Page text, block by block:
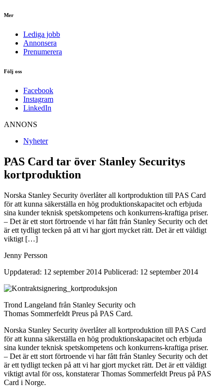
Mer
Lediga jobb
Annonsera
Prenumerera
Följ oss
Facebook
Instagram
LinkedIn
ANNONS
Nyheter
PAS Card tar över Stanley Securitys
kortproduktion
Norska Stanley Security överlåter all kortproduktion till PAS Card
för att kunna säkerställa en hög produktionskapacitet och erbjuda
sina kunder teknisk spetskompetens och konkurrens-kraftiga priser.
– Det är ett stort förtroende vi har fått från Stanley Security och det
är ett tydligt tecken på att vi har gjort mycket rätt. Det är ett väldigt
viktigt […]
Jenny Persson
Uppdaterad: 12 september 2014 Publicerad: 12 september 2014
Trond Langeland från Stanley Security och
Thomas Sommerfeldt Preus på PAS Card.
Norska Stanley Security överlåter all kortproduktion till PAS Card
för att kunna säkerställa en hög produktionskapacitet och erbjuda
sina kunder teknisk spetskompetens och konkurrens-kraftiga priser.
– Det är ett stort förtroende vi har fått från Stanley Security och det
är ett tydligt tecken på att vi har gjort mycket rätt. Det är ett väldigt
viktigt avtal för oss, konstaterar Thomas Sommerfeldt Preus på PAS
Card i Norge.